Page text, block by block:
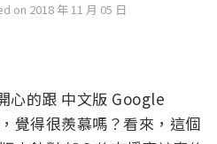
on 2018 年 11 月 05 日
心的跟 中文版 Google
覺得很羨慕嗎？看來，這個